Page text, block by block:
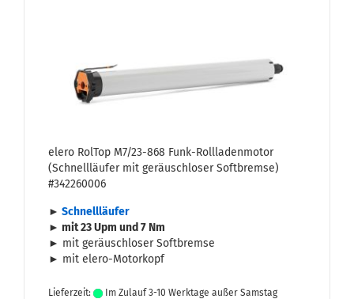
elero Rol­Top M7/23-​868 Funk-​Roll­la­den­mo­tor
(Schnell­läu­fer mit ge­räusch­lo­ser Soft­brem­se)
#342260006
► Schnell­läu­fer
► mit 23 Upm und 7 Nm
► mit ge­räusch­lo­ser Soft­brem­se
► mit elero-​Motorkopf
Lieferzeit:
Im Zulauf 3-10 Werktage außer Samstag